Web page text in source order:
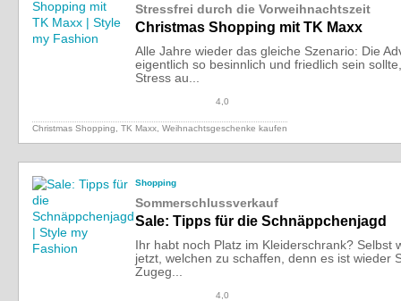
Stressfrei durch die Vorweihnachtszeit
Christmas Shopping mit TK Maxx
Alle Jahre wieder das gleiche Szenario: Die
eigentlich so besinnlich und friedlich sein
Stress au...
4,0
Christmas Shopping, TK Maxx, Weihnachtsgeschenke kaufen
Shopping
Sommerschlussverkauf
Sale: Tipps für die Schnäppchenjagd
Ihr habt noch Platz im Kleiderschrank? Selbst
jetzt, welchen zu schaffen, denn es ist wieder
Zugeg...
4,0